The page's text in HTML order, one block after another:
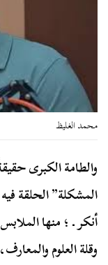
محمد الغليظ
والطامة الكبرى
المشكلة” الحلقة
أنكر ـ ؛ منها
وقلة العلوم